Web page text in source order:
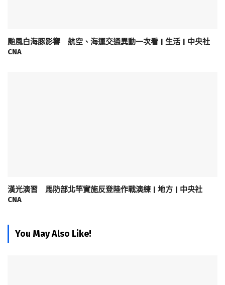
颱風白海豚影響 航空、海運交通異動一次看 | 生活 | 中央社
CNA
漢光演習 馬防部北竿實施反登陸作戰演練 | 地方 | 中央社
CNA
You May Also Like!